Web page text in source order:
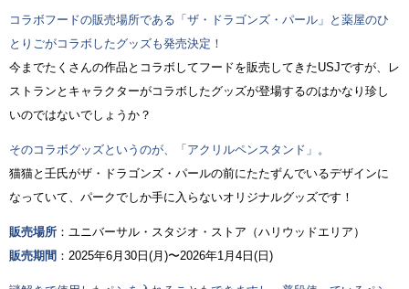
コラボフードの販売場所である「ザ・ドラゴンズ・パール」と薬屋のひ
とりごがコラボしたグッズも発売決定！
今までたくさんの作品とコラボしてフードを販売してきたUSJですが、レ
ストランとキャラクターがコラボしたグッズが登場するのはかなり珍し
いのではないでしょうか？
そのコラボグッズというのが、「アクリルペンスタンド」。
猫猫と壬氏がザ・ドラゴンズ・パールの前にたたずんでいるデザインに
なっていて、パークでしか手に入らないオリジナルグッズです！
販売場所 ：ユニバーサル・スタジオ・ストア（ハリウッドエリア）
販売期間 ：2025年6月30日(月)〜2026年1月4日(日)